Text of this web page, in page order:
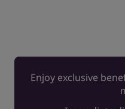
Enjoy exclusive